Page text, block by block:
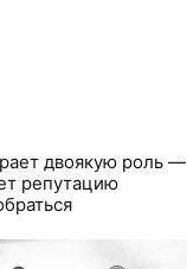
двоякую роль —
репутацию